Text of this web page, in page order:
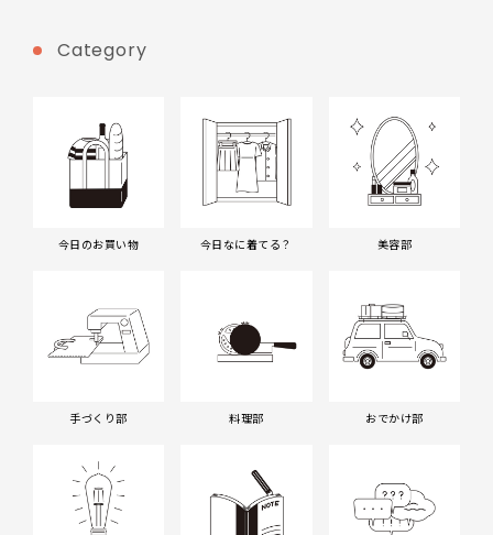
Category
今日のお買い物 今日なに着てる？ 美容部
手づくり部 料理部 おでかけ部